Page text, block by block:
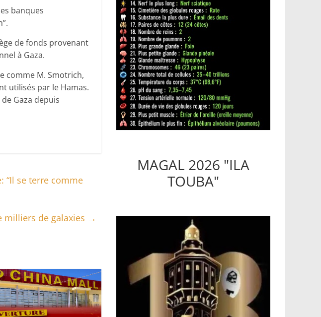
banques
de fonds provenant
à Gaza.
comme M. Smotrich,
utilisés par le Hamas.
Gaza depuis
“Il se terre comme
milliers de galaxies →
MAGAL 2026 "ILA
TOUBA"